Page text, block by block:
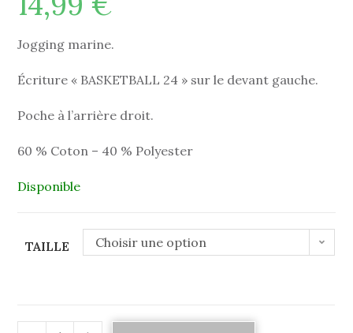
Jogging marine.
Écriture « BASKETBALL 24 » sur le devant gauche.
Poche à l’arrière droit.
60 % Coton – 40 % Polyester
Disponible
TAILLE Choisir une option